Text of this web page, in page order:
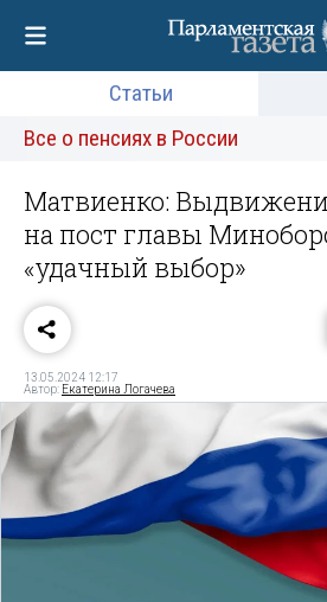
Статьи
Все о пенсиях в России
Матвиенко:
на пост главы
«удачный выбор»
13.05.2024 12:17
Автор: Екатерина Логачева